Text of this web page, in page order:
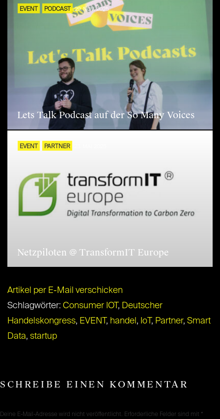
EVENT PODCAST 29. NOV. 2025
Lets Talk Podcast auf der So Many Voices
EVENT PARTNER
Netzpiloten @ TransformIT Europe
Artikel per E-Mail verschicken
Schlagwörter: Consumer IOT, Deutscher
Handelskongress, EVENT, handel , IoT, Partner, Smart
Data, startup
SCHREIBE EINEN KOMMENTAR
Deine E-Mail-Adresse wird nicht veröffentlicht. Erforderliche Felder sind mit *